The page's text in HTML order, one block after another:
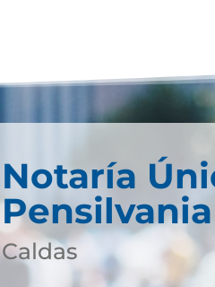
Notaría
Pensilvania
Caldas